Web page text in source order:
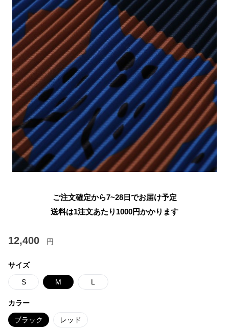
ご注文確定から7~28日でお届け予定
送料は1注文あたり 1000円かかります
12,400 円
サイズ
S M L
カラー
ブラック レッド